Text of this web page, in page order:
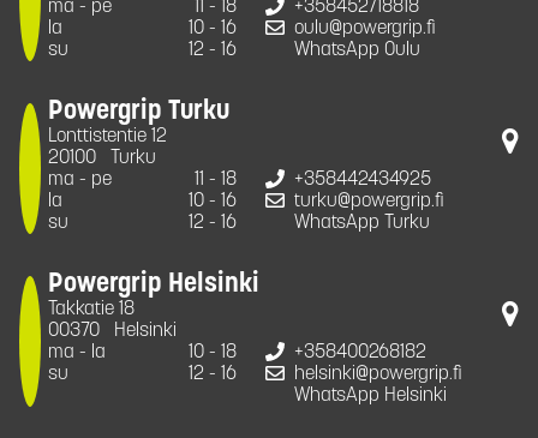
ma - pe
11 - 18
la
10 - 16
su
12 - 16
+358452718818
oulu@powergrip.fi
WhatsApp Oulu
Powergrip Turku
Lonttistentie 12
20100
Turku
ma - pe
11 - 18
la
10 - 16
su
12 - 16
+358442434925
turku@powergrip.fi
WhatsApp Turku
Powergrip Helsinki
Takkatie 18
00370
Helsinki
ma - la
10 - 18
su
12 - 16
+358400268182
helsinki@powergrip.fi
WhatsApp Helsinki